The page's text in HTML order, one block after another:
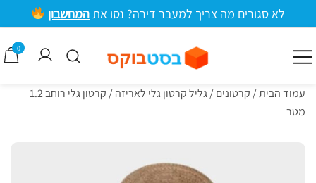
לתוכן
לא סגורים מה צריך למעבר דירה? נסו את המחשבון
בסטבוקס
0
עמוד הבית/ קרטונים/ גליל קרטון גלי לאריזה
/ קרטון גלי רוחב 1.2
מטר